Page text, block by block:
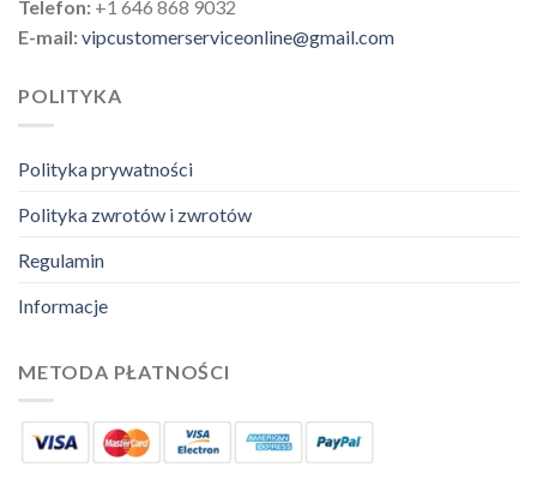
Telefon: +1 646 868 9032
E-mail:vipcustomerserviceonline@gmail.com
POLITYKA
Polityka prywatności
Polityka zwrotów i zwrotów
Regulamin
Informacje
METODA PŁATNOŚCI